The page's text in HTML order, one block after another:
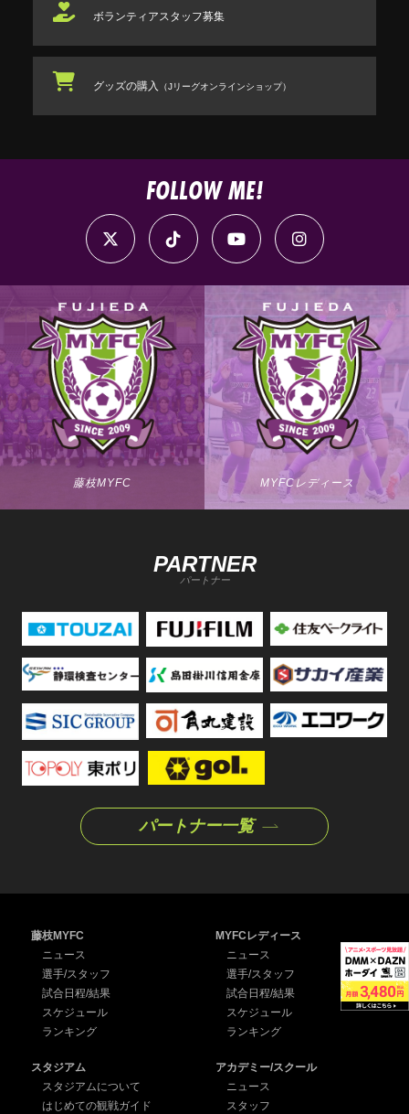
ボランティアスタッフ募集
グッズの購入 （Jリーグオンラインショップ）
FOLLOW ME!
藤枝MYFC MYFCレディース
PARTNER
パートナー
パートナー一覧
藤枝MYFC
ニュース
選手/スタッフ
試合日程/結果
スケジュール
ランキング
MYFCレディース
ニュース
選手/スタッフ
試合日程/結果
スケジュール
ランキング
スタジアム
スタジアムについて
はじめての観戦ガイド
アカデミー/スクール
ニュース
スタッフ